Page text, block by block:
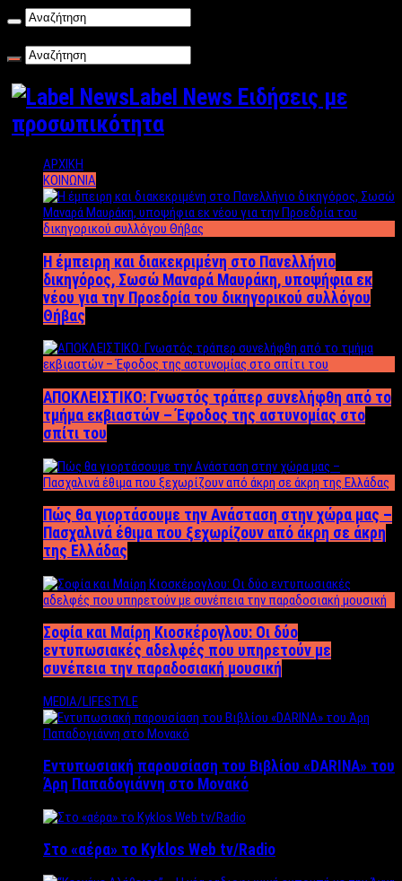
Label News Ειδήσεις με
προσωπικότητα
ΑΡΧΙΚΗ
ΚΟΙΝΩΝΙΑ
Η έμπειρη και διακεκριμένη στο Πανελλήνιο
δικηγόρος, Σωσώ Μαναρά Μαυράκη, υποψήφια εκ
νέου για την Προεδρία του δικηγορικού συλλόγου
Θήβας
ΑΠΟΚΛΕΙΣΤΙΚΟ: Γνωστός τράπερ συνελήφθη από το
τμήμα εκβιαστών – Έφοδος της αστυνομίας στο
σπίτι του
Πώς θα γιορτάσουμε την Ανάσταση στην χώρα μας –
Πασχαλινά έθιμα που ξεχωρίζουν από άκρη σε άκρη
της Ελλάδας
Σοφία και Μαίρη Κιοσκέρογλου: Οι δύο
εντυπωσιακές αδελφές που υπηρετούν με
συνέπεια την παραδοσιακή μουσική
MEDIA/LIFESTYLE
Εντυπωσιακή παρουσίαση του Βιβλίου «DARINA» του
Άρη Παπαδογιάννη στο Μονακό
Στο «αέρα» το Kyklos Web tv/Radio